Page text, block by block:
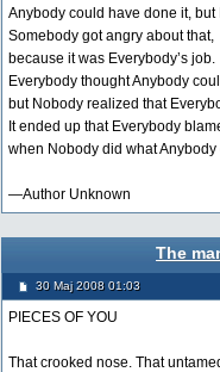
Anybody could have done it, but
Somebody got angry about that,
because it was Everybody’s job.
Everybody thought Anybody
but Nobody realized that
It ended up that Everybody
when Nobody did what Anybody
—Author Unknown
The
30 Maj 2008 01:03
PIECES OF YOU
That crooked nose. That